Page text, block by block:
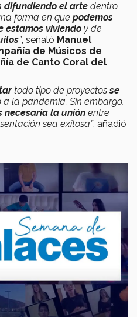
difundiendo el arte dentro
forma en que podemos
estamos viviendo y de
”, señaló Manuel
de Músicos de
de Canto Coral del
todo tipo de proyectosse
a la pandemia. Sin embargo,
necesaria la unión entre
sea exitosa”, añadió